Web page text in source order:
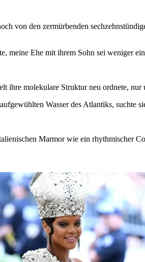
von den zermürbenden
Ehe mit ihrem Sohn sei weniger
ihre molekulare Struktur neu ordnete,
Wasser des Atlantiks, suchte
Marmor wie ein rhythmischer